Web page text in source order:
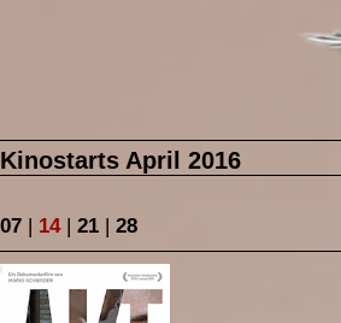
Kinostarts April 2016
07 | 14| 21 | 28